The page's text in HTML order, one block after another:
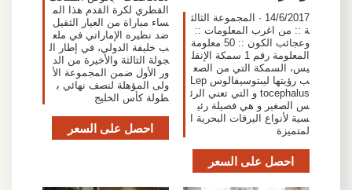
14/6/2017 · المجموعة الثالث
ة :: من اغرب المعلومات ::
وعجائب الكون :: 50 معلومة
المعلومة رقم 1 سمكة الإنقل
يس، السمكة التي من الصع
ب رؤيتها ليبتوسيفالوس Lep
tocephalus و التي تعني الرئ
س الصغير و هي فصيلة رئي
سية لأنواع اليرقات البحرية ا
لمتميزة
احصل على السعر
القطري لكرة القدم هذا الم
ساء مباراة من العيار الثقيل
ضد نظيره الإماراتي في ملع
ب خليفة الدولي، في إطار ال
جولة الثالثة والأخيرة من الد
ور الأول ضمن المجموعة الأ
ولى المؤهلة لنصف نهائي ب
طولة كأس الخليج
احصل على السعر